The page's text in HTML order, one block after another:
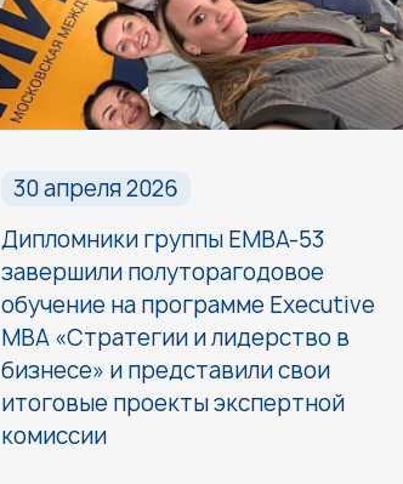
30 апреля 2026
Дипломники группы EMBA-53
завершили полуторагодовое
обучение на программе Executive
MBA «Стратегии и лидерство в
бизнесе» и представили свои
итоговые проекты экспертной
комиссии